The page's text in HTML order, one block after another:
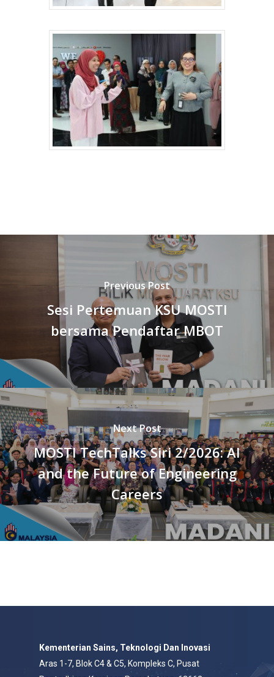
Previous Post
Sesi Pertemuan KSU MOSTI
bersama Pendaftar MBOT
Next Post
MOSTI TechTalks Siri 2/2026: AI
and the Future of Engineering
Careers
Kementerian Sains, Teknologi Dan Inovasi
Aras 1-7, Blok C4 & C5, Kompleks C, Pusat